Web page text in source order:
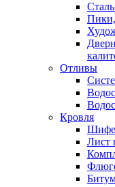
Отливы
Кровля
Лист